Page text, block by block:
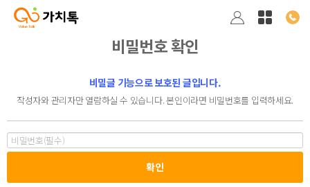
비밀번호 확인
비밀글 기능으로 보호된 글입니다.
작성자와 관리자만 열람하실 수 있습니다. 본인이라면 비밀번호를 입력하세요.